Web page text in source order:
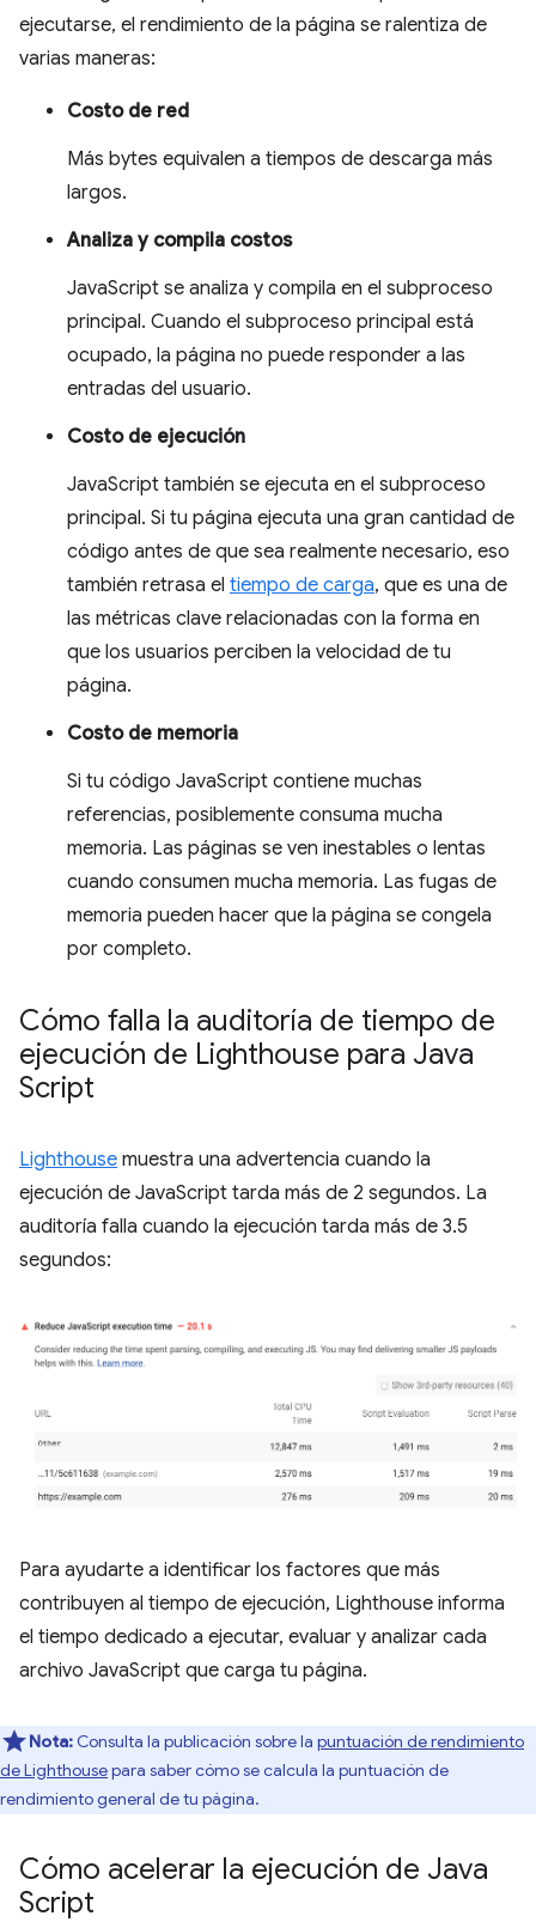
ejecutarse, el rendimiento de la página se ralentiza de
varias maneras:
Costo de red
Más bytes equivalen a tiempos de descarga más
largos.
Analiza y compila costos
JavaScript se analiza y compila en el subproceso
principal. Cuando el subproceso principal está
ocupado, la página no puede responder a las
entradas del usuario.
Costo de ejecución
JavaScript también se ejecuta en el subproceso
principal. Si tu página ejecuta una gran cantidad de
código antes de que sea realmente necesario, eso
también retrasa el tiempo de carga, que es una de
las métricas clave relacionadas con la forma en
que los usuarios perciben la velocidad de tu
página.
Costo de memoria
Si tu código JavaScript contiene muchas
referencias, posiblemente consuma mucha
memoria. Las páginas se ven inestables o lentas
cuando consumen mucha memoria. Las fugas de
memoria pueden hacer que la página se congela
por completo.
Cómo falla la auditoría de tiempo de
ejecución de Lighthouse para Java
Script
Lighthouse muestra una advertencia cuando la
ejecución de JavaScript tarda más de 2 segundos. La
auditoría falla cuando la ejecución tarda más de 3.5
segundos:
Para ayudarte a identificar los factores que más
contribuyen al tiempo de ejecución, Lighthouse informa
el tiempo dedicado a ejecutar, evaluar y analizar cada
archivo JavaScript que carga tu página.
Nota: Consulta la publicación sobre la puntuación de rendimiento
de Lighthousepara saber cómo se calcula la puntuación de
rendimiento general de tu página.
Cómo acelerar la ejecución de Java
Script